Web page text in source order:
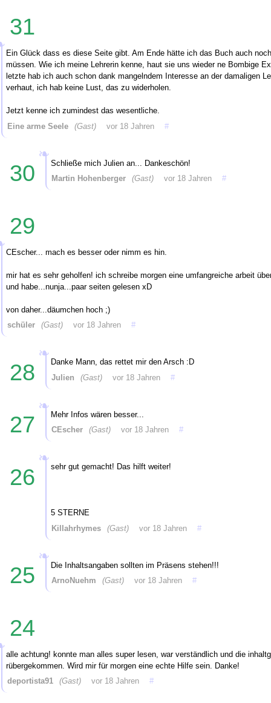
31
Ein Glück dass es diese Seite gibt. Am Ende hätte ich das Buch auch
müssen. Wie ich meine Lehrerin kenne, haut sie uns wieder ne Bombige
letzte hab ich auch schon dank mangelndem Interesse an der damaligen
verhaut, ich hab keine Lust, das zu widerholen.
Jetzt kenne ich zumindest das wesentliche.
Eine arme Seele
(Gast) vor 18 Jahren #
30
Schließe mich Julien an... Dankeschön!
Martin Hohenberger
(Gast) vor 18 Jahren #
29
CEscher... mach es besser oder nimm es hin.
mir hat es sehr geholfen! ich schreibe morgen eine umfangreiche arbeit
und habe...nunja...paar seiten gelesen xD
von daher...däumchen hoch ;)
schüler
(Gast) vor 18 Jahren #
28
Danke Mann, das rettet mir den Arsch :D
Julien
(Gast) vor 18 Jahren #
27
Mehr Infos wären besser...
CEscher
(Gast) vor 18 Jahren #
26 sehr gut gemacht! Das hilft weiter!
5 STERNE
Killahrhymes
(Gast) vor 18 Jahren #
25
Die Inhaltsangaben sollten im Präsens stehen!!!
ArnoNuehm
(Gast) vor 18 Jahren #
24
alle achtung! konnte man alles super lesen, war verständlich und die
rübergekommen. Wird mir für morgen eine echte Hilfe sein. Danke!
deportista91
(Gast) vor 18 Jahren #